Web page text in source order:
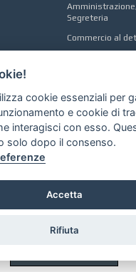
Segreteria
Commercio al
cookie essenziali per
e cookie di
interagisci con esso.
solo dopo il consenso.
Accetta
Rifiuta